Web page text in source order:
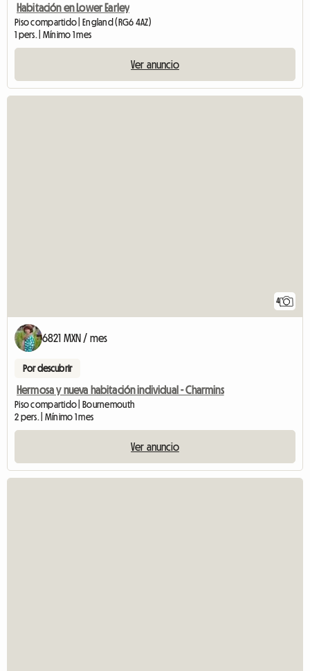
Habitación en Lower Earley
Piso compartido | England (RG6 4AZ)
1 pers. | Mínimo 1 mes
Ver anuncio
4
6821 MXN / mes
Por descubrir
Hermosa y nueva habitación individual - Charmins
Piso compartido | Bournemouth
2 pers. | Mínimo 1 mes
Ver anuncio